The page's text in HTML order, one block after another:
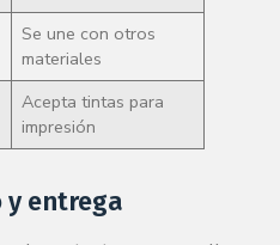
Se une con otros
materiales
Acepta tintas para
impresión
y entrega